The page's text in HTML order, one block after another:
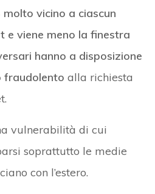
molto vicino a ciascun
e viene meno la finestra
hanno a disposizione
fraudolento alla richiesta
vulnerabilità di cui
soprattutto le medie
con l’estero.